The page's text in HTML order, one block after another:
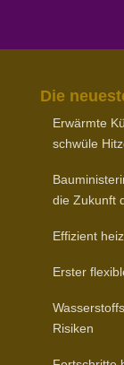
Die
Erwärmte
schwüle
die Zukunft
Effizient
Erster
Risiken